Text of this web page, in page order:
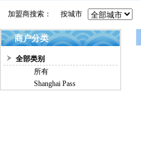
加盟商搜索： 按城市
商户分类
全部类别
所有
Shanghai Pass